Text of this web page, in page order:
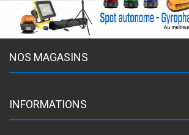
NOS MAGASINS
INFORMATIONS